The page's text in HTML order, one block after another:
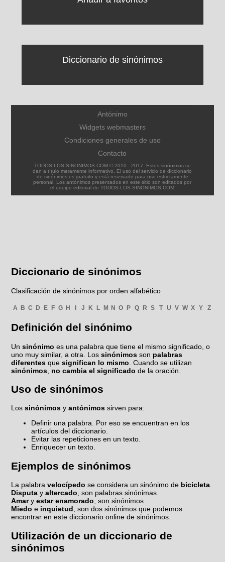
Diccionario de sinónimos
Antónimo
Widgets webmasters
Condiciones generales de uso
Contacto
TODOS-LOS-SINONIMOS.COM © 2010 - 2017. Estos sinónimos se
dan a título meramente informativo. El uso del servicio de diccionario
de sinónimos es gratuito y está reservado para uso estrictamente
personal. Los antónimos presentados en este sitio son editados por
el equipo editorial de TODOS-LOS-SINONIMOS.COM
Diccionario de sinónimos
Clasificación de sinónimos por orden alfabético
A B C D E F G H I J K L M N O P Q R S T U V W X Y Z
Definición del sinónimo
Unsinónimo es una palabra que tiene el mismo significado, o
uno muy similar, a otra. Lossinónimos son palabras
diferentes quesignifican lo mismo . Cuando se utilizan
sinónimos no cambia el significado de la oración.
Uso de sinónimos
Lossinónimos yantónimos sirven para:
Definir una palabra. Por eso se encuentran en los
artículos del diccionario.
Evitar las repeticiones en un texto.
Enriquecer un texto.
Ejemplos de sinónimos
La palabravelocípedo se considera un sinónimo de bicicleta.
Disputa yaltercado, son palabras sinónimas.
Amaryestar enamorado, son sinónimos.
Miedo e inquietud, son dos sinónimos que podemos
encontrar en este diccionario online de sinónimos.
Utilización de un diccionario de
sinónimos